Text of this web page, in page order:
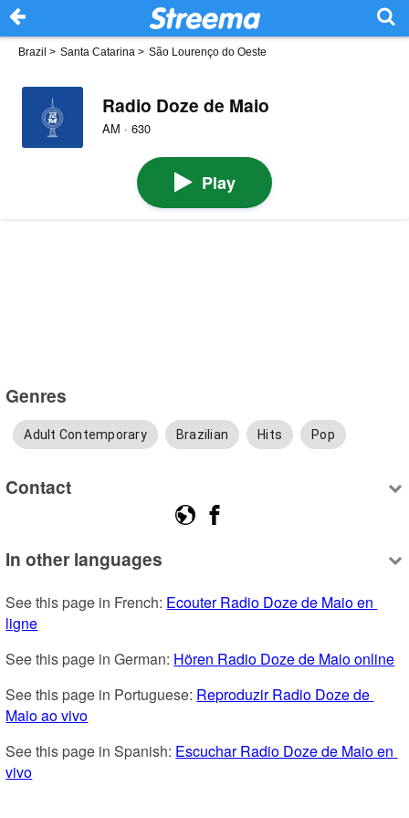
Brazil > Santa Catarina > São Lourenço do Oeste
Radio Doze de Maio
AM · 630
Play
Genres
Adult Contemporary Brazilian Hits Pop
Contact
In other languages
See this page in French: Ecouter Radio Doze de Maio en
ligne
See this page in German: Hören Radio Doze de Maio online
See this page in Portuguese: Reproduzir Radio Doze de
Maio ao vivo
See this page in Spanish: Escuchar Radio Doze de Maio en
vivo